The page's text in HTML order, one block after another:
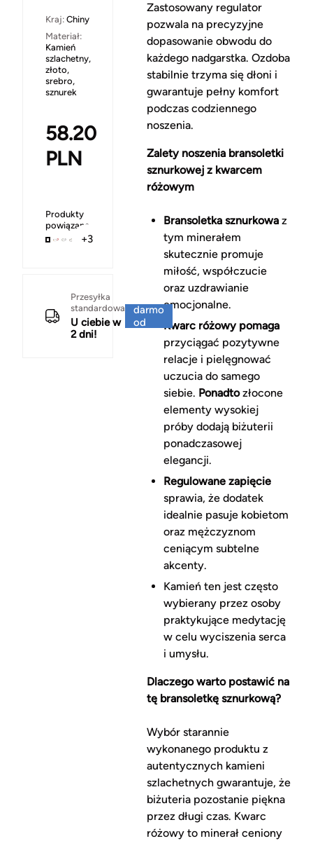
Kraj: Chiny
Materiał:
Kamień
szlachetny,
złoto,
srebro,
sznurek
58.20
PLN
Produkty
powiązane
+3
Przesyłka
standardowa
U ciebie w
2 dni!
darmo
od
Zastosowany regulator
pozwala na precyzyjne
dopasowanie obwodu do
każdego nadgarstka. Ozdoba
stabilnie trzyma się dłoni i
gwarantuje pełny komfort
podczas codziennego
noszenia.
Zalety noszenia bransoletki
sznurkowej z kwarcem
różowym
Bransoletka sznurkowaz
tym minerałem
skutecznie promuje
miłość, współczucie
oraz uzdrawianie
emocjonalne.
Kwarc różowy pomaga
przyciągać pozytywne
relacje i pielęgnować
uczucia do samego
siebie. Ponadtozłocone
elementy wysokiej
próby dodają biżuterii
ponadczasowej
elegancji.
Regulowane zapięcie
sprawia, że dodatek
idealnie pasuje kobietom
oraz mężczyznom
ceniącym subtelne
akcenty.
Kamień ten jest często
wybierany przez osoby
praktykujące medytację
w celu wyciszenia serca
i umysłu.
Dlaczego warto postawić na
tę bransoletkę sznurkową?
Wybór starannie
wykonanego produktu z
autentycznych kamieni
szlachetnych gwarantuje, że
biżuteria pozostanie piękna
przez długi czas. Kwarc
różowy to minerał ceniony